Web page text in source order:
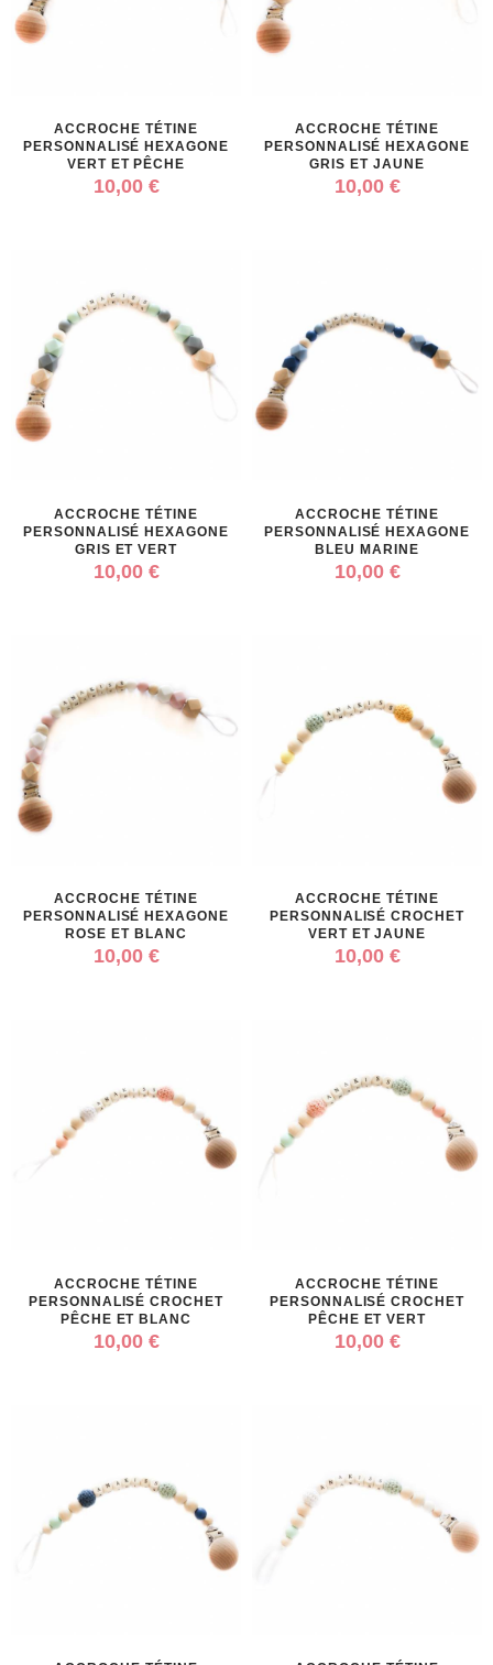
ACCROCHE TÉTINE
PERSONNALISÉ HEXAGONE
VERT ET PÊCHE
10,00 €
ACCROCHE TÉTINE
PERSONNALISÉ HEXAGONE
GRIS ET JAUNE
10,00 €
ACCROCHE TÉTINE
PERSONNALISÉ HEXAGONE
GRIS ET VERT
10,00 €
ACCROCHE TÉTINE
PERSONNALISÉ HEXAGONE
BLEU MARINE
10,00 €
ACCROCHE TÉTINE
PERSONNALISÉ HEXAGONE
ROSE ET BLANC
10,00 €
ACCROCHE TÉTINE
PERSONNALISÉ CROCHET
VERT ET JAUNE
10,00 €
ACCROCHE TÉTINE
PERSONNALISÉ CROCHET
PÊCHE ET BLANC
10,00 €
ACCROCHE TÉTINE
PERSONNALISÉ CROCHET
PÊCHE ET VERT
10,00 €